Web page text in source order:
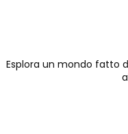
Esplora un mondo fatto